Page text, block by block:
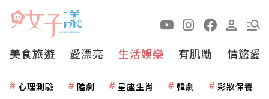
美食旅遊 愛漂亮 生活娛樂 有肌勵 情慾愛
心理測驗 陸劇 星座生肖 韓劇 彩妝保養